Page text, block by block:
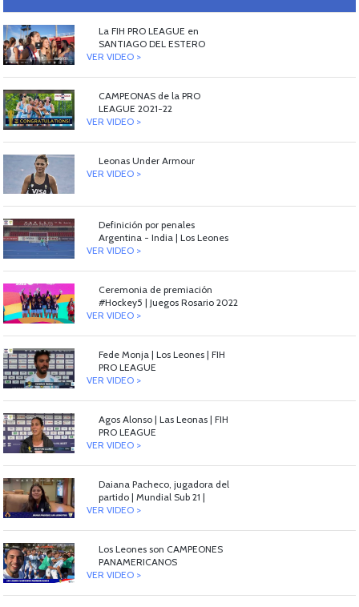
La FIH PRO LEAGUE en
SANTIAGO DEL ESTERO
VER VIDEO >
CAMPEONAS de la PRO
LEAGUE 2021-22
VER VIDEO >
Leonas Under Armour
VER VIDEO >
Definición por penales
Argentina - India | Los Leones
VER VIDEO >
Ceremonia de premiación
#Hockey5 | Juegos Rosario 2022
VER VIDEO >
Fede Monja | Los Leones | FIH
PRO LEAGUE
VER VIDEO >
Agos Alonso | Las Leonas | FIH
PRO LEAGUE
VER VIDEO >
Daiana Pacheco, jugadora del
partido | Mundial Sub 21 |
VER VIDEO >
Los Leones son CAMPEONES
PANAMERICANOS
VER VIDEO >